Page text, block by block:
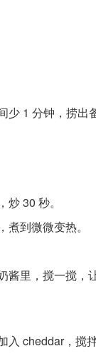
少 1 分钟，捞出
30 秒。
到微微变热。
酱里，搅一搅，
cheddar，搅拌